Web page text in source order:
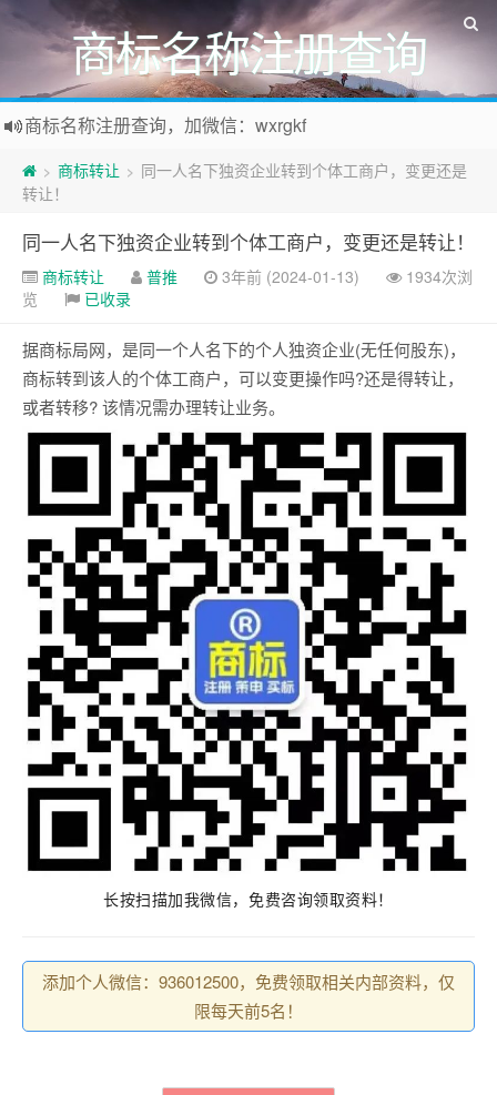
商标名称注册查询
商标名称注册查询，加微信：wxrgkf
商标注册和购买，加微信：wxrgkf
> 商标转让 > 同一人名下独资企业转到个体工商户，变更还是
转让！
同一人名下独资企业转到个体工商户，变更还是转让！
商标转让 普推 3年前 (2024-01-13)
1934次浏
览
已收录
据商标局网，是同一个人名下的个人独资企业(无任何股东)，
商标转到该人的个体工商户，可以变更操作吗?还是得转让，
或者转移? 该情况需办理转让业务。
长按扫描加我微信，免费咨询领取资料！
添加个人微信：936012500，免费领取相关内部资料，仅
限每天前5名！